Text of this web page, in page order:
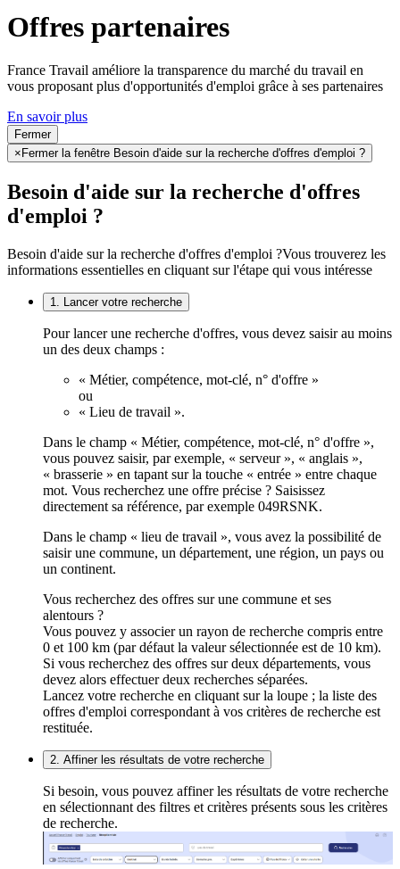
Offres partenaires
France Travail améliore la transparence du marché du travail en
vous proposant plus d'opportunités d'emploi grâce à ses partenaires
En savoir plus
Fermer
× Fermer la fenêtre Besoin d'aide sur la recherche d'offres d'emploi ?
Besoin d'aide sur la recherche d'offres
d'emploi ?
Besoin d'aide sur la recherche d'offres d'emploi ?Vous trouverez les
informations essentielles en cliquant sur l'étape qui vous intéresse
1. Lancer votre recherche
Pour lancer une recherche d'offres, vous devez saisir au moins
un des deux champs :
« Métier, compétence, mot-clé, n° d'offre »
ou
« Lieu de travail ».
Dans le champ « Métier, compétence, mot-clé, n° d'offre »,
vous pouvez saisir, par exemple, « serveur », « anglais »,
« brasserie » en tapant sur la touche « entrée » entre chaque
mot. Vous recherchez une offre précise ? Saisissez
directement sa référence, par exemple 049RSNK.
Dans le champ « lieu de travail », vous avez la possibilité de
saisir une commune, un département, une région, un pays ou
un continent.
Vous recherchez des offres sur une commune et ses
alentours ?
Vous pouvez y associer un rayon de recherche compris entre
0 et 100 km (par défaut la valeur sélectionnée est de 10 km).
Si vous recherchez des offres sur deux départements, vous
devez alors effectuer deux recherches séparées.
Lancez votre recherche en cliquant sur la loupe ; la liste des
offres d'emploi correspondant à vos critères de recherche est
restituée.
2. Affiner les résultats de votre recherche
Si besoin, vous pouvez affiner les résultats de votre recherche
en sélectionnant des filtres et critères présents sous les critères
de recherche.